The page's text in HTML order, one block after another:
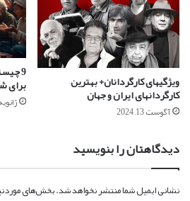
ویژگیهای کارگردانان+ بهترین
کارگردانهای ایران و جهان
آگوست 13, 2024
9
برای
ژانویه 25,
دیدگاهتان را بنویسید
نشانی ایمیل شما منتشر نخواهد شد.بخش‌های